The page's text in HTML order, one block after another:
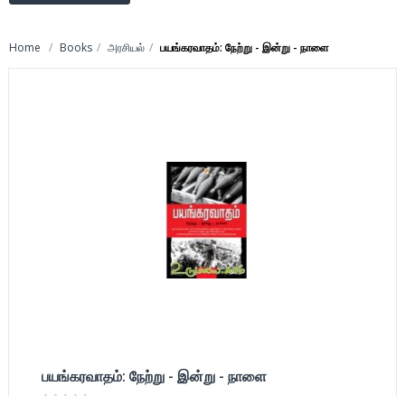
Home Books அரசியல் பயங்கரவாதம்: நேற்று - இன்று - நாளை
பயங்கரவாதம்: நேற்று - இன்று - நாளை